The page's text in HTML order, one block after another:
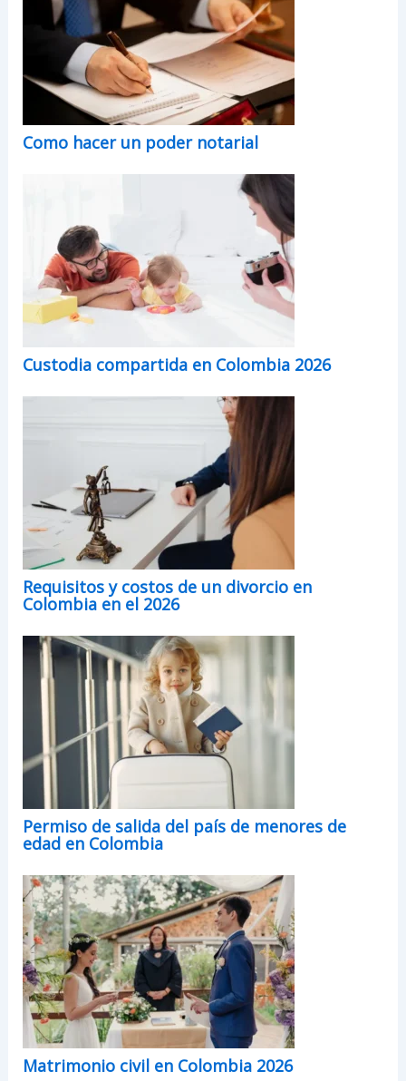
Como hacer un poder notarial
Custodia compartida en Colombia 2026
Requisitos y costos de un divorcio en
Colombia en el 2026
Permiso de salida del país de menores de
edad en Colombia
Matrimonio civil en Colombia 2026